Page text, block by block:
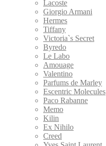
Lacoste
Giorgio Armani
Hermes
Tiffany
Victoria`s Secret
Byredo
Le Labo
Amouage
Valentino
Parfums de Marley
Escentric Molecules
Paco Rabanne
Memo
Kilin
Ex Nihilo
Creed